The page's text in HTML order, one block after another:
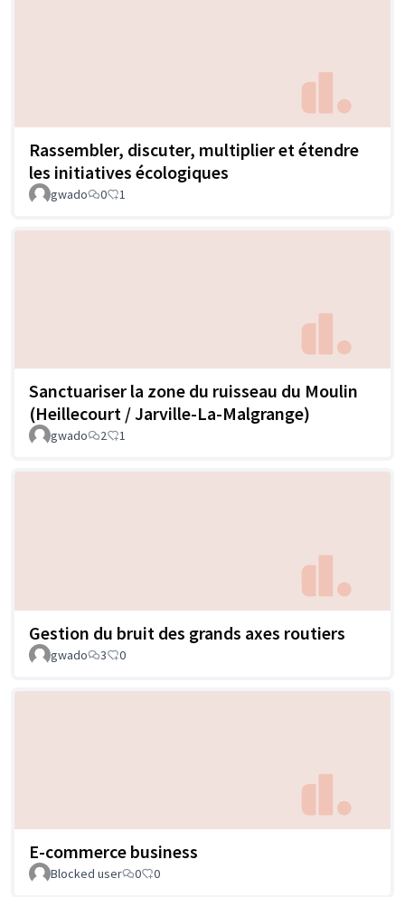
Rassembler, discuter, multiplier et étendre
les initiatives écologiques
gwado 0 1
Sanctuariser la zone du ruisseau du Moulin
(Heillecourt / Jarville-La-Malgrange)
gwado 2 1
Gestion du bruit des grands axes routiers
gwado 3 0
E-commerce business
Blocked user 0 0